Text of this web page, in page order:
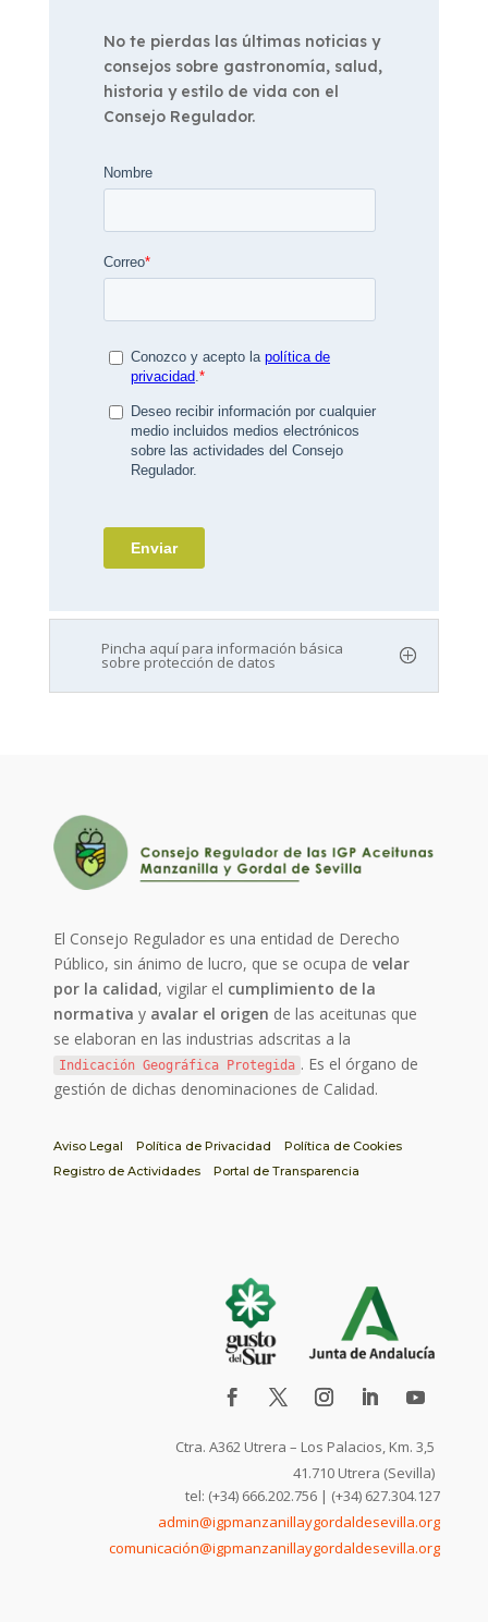
No te pierdas las últimas noticias y
consejos sobre gastronomía, salud,
historia y estilo de vida con el
Consejo Regulador.
Pincha aquí para información básica
sobre protección de datos
El Consejo Regulador es una entidad de Derecho
Público, sin ánimo de lucro, que se ocupa develar
por la calidad, vigilar el cumplimiento de la
normativa y avalar el origen de las aceitunas que
se elaboran en las industrias adscritas a la
Indicación Geográfica Protegida . Es el órgano de
gestión de dichas denominaciones de Calidad.
Aviso Legal Política de Privacidad
Política de Cookies
Registro de Actividades
Portal de Transparencia
Ctra. A362 Utrera – Los Palacios, Km. 3,5
41.710 Utrera (Sevilla)
tel: (+34) 666.202.756 | (+34) 627.304.127
admin@igpmanzanillaygordaldesevilla.org
comunicación@igpmanzanillaygordaldesevilla.org